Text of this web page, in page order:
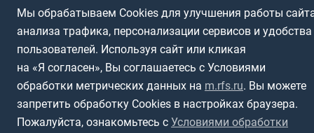
Интерактивный Спортсмены с ОВЗ
Полная версия сайта
Мы обрабатываем Cookies для улучшения работы
анализа трафика, персонализации сервисов и удобства
пользователей. Используя сайт или кликая
на «Я согласен», Вы соглашаетесь с Условиями
обработки метрических данных на m.rfs.ru. Вы можете
запретить обработку Cookies в настройках браузера.
Пожалуйста, ознакомьтесь с Условиями обработки